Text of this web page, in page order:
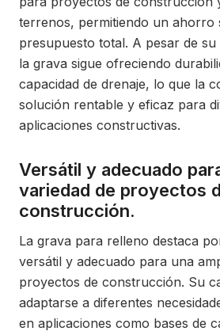
terrenos, permitiendo un ahorro
presupuesto total. A pesar de
la grava sigue ofreciendo
capacidad de drenaje, lo que la
solución rentable y eficaz para
aplicaciones constructivas.
Versátil y adecuado
variedad de proyectos
construcción.
La grava para relleno destaca
versátil y adecuado para una
proyectos de construcción. Su
adaptarse a diferentes
en aplicaciones como bases de